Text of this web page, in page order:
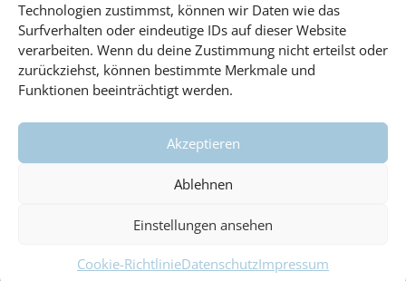
Technologien zustimmst, können wir Daten wie das
Surfverhalten oder eindeutige IDs auf dieser Website
verarbeiten. Wenn du deine Zustimmung nicht erteilst oder
zurückziehst, können bestimmte Merkmale und
Funktionen beeinträchtigt werden.
Akzeptieren
Ablehnen
Einstellungen ansehen
Cookie-RichtlinieDatenschutzImpressum
Unterricht
Video
Veranstaltungen
Vorträge
Wahlfach